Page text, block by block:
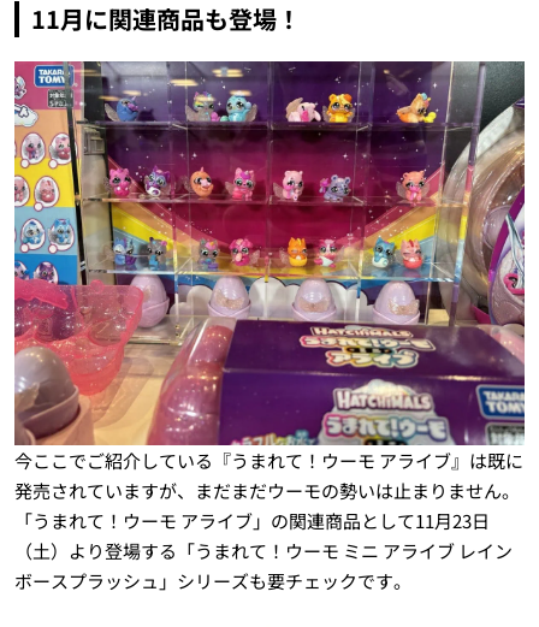
11月に関連商品も登場！
今ここでご紹介している『うまれて！ウーモ アライブ』は既に
発売されていますが、まだまだウーモの勢いは止まりません。
「うまれて！ウーモ アライブ」の関連商品として11月23日
（土）より登場する「うまれて！ウーモ ミニ アライブ レイン
ボースプラッシュ」シリーズも要チェックです。